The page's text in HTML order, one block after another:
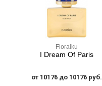
Floraiku
I Dream Of Paris
от 10176 до 10176 руб.